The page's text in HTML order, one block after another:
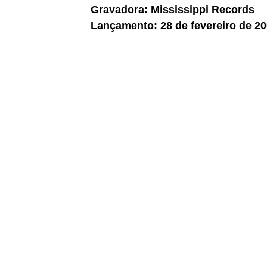
Gravadora: Mississippi Records
Lançamento: 28 de fevereiro de